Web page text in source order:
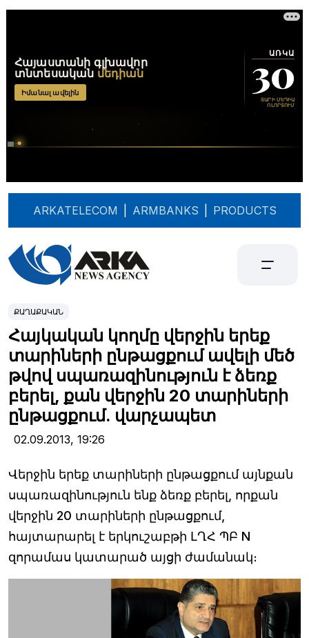
ARKATELECOM ARMBANKS PRODUCTS
ՔԱՂԱՔԱԿԱՆ
Հայկական կողմը վերջին երեք
տարիների ընթացքում ավելի մեծ
թվով սպառազինություն է ձեռք
բերել, քան վերջին 20 տարիների
ընթացքում. վարչապետ
02.09.2013, 19:26
Վերջին երեք տարիների ընթացքում այնքան
սպառազինություն ենք ձեռք բերել, որքան
վերջին 20 տարիների ընթացքում,
հայտարարել է երկուշաբթի ԼՂՀ ՊԲ N
զորամաս կատարած այցի ժամանակ։